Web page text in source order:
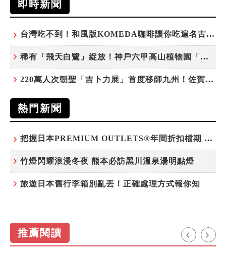
即時新聞
台灣吃不到！和風版KOMEDA咖啡讓你吃遍名古屋在地美食
稀有「飛天白鷺」綻放！神戶六甲高山植物園「鷺草」珍貴現身
220萬人次朝聖「吉卜力展」首度移師九州！佐賀站早鳥平日套票8/10搶先開賣
熱門新聞
把握日本PREMIUM OUTLETS®年間折扣檔期 越買越划算
竹燈閃耀浪漫冬夜 熊本必訪黑川溫泉湯明點燈
旅遊日本舊行李箱別亂丟！正確處理方式報你知
推薦閱讀